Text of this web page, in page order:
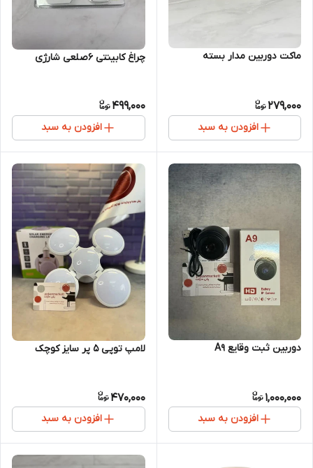
ماکت دوربین مدار بسته
279,000
افزودن به سبد
چراغ کابینتی ۶صلعی شارژی
499,000
افزودن به سبد
دوربین ثبت وقایع A9
1,000,000
افزودن به سبد
لامپ توپی ۵ پر سایز کوچک
470,000
افزودن به سبد